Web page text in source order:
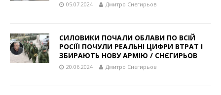
05.07.2024 Дмитро Снєгирьов
СИЛОВИКИ ПОЧАЛИ ОБЛАВИ ПО ВСІЙ
РОСІЇ! ПОЧУЛИ РЕАЛЬНІ ЦИФРИ ВТРАТ І
ЗБИРАЮТЬ НОВУ АРМІЮ / СНЄГИРЬОВ
20.06.2024 Дмитро Снєгирьов